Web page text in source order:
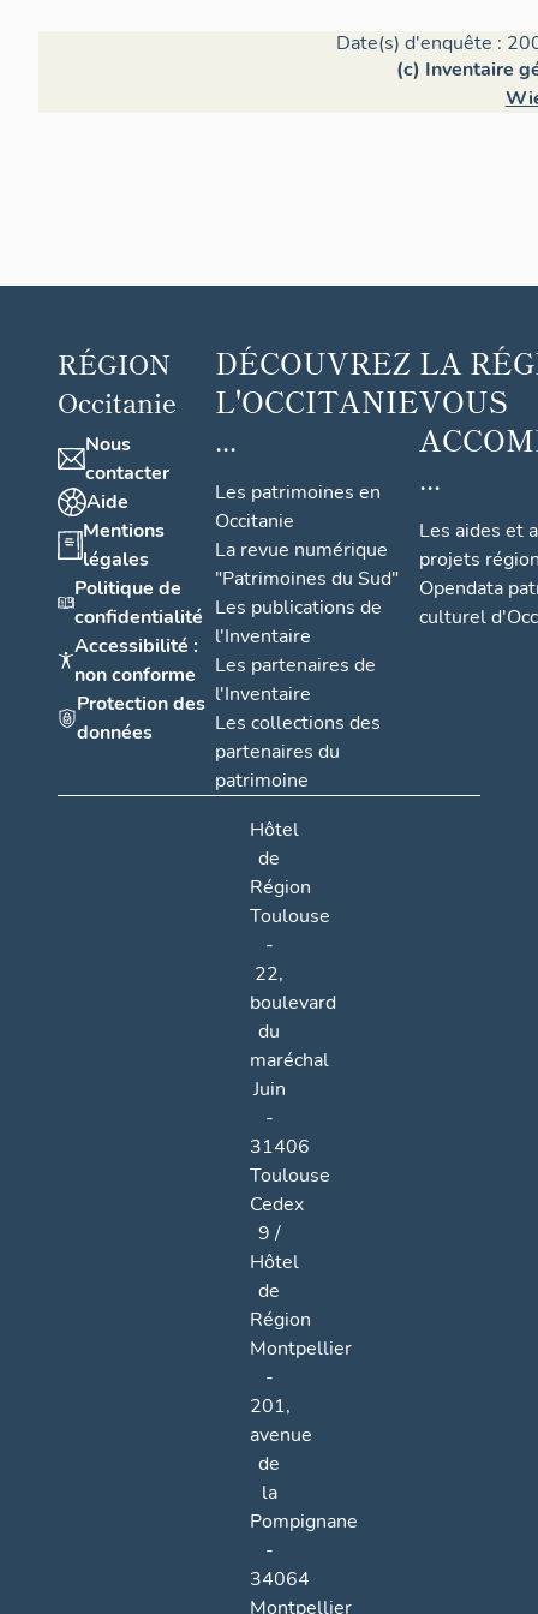
Date(s) d'enquête :
(c) Inventaire
RÉGION
Occitanie
Nous
contacter
Aide
Mentions
légales
Politique de
confidentialité
Accessibilité :
non conforme
Protection des
données
DÉCOUVREZ
L'OCCITANIE
...
Les patrimoines en
Occitanie
La revue numérique
"Patrimoines du Sud"
Les publications de
l'Inventaire
Les partenaires de
l'Inventaire
Les collections des
partenaires du
patrimoine
LA
VOUS
...
Les aides et
projets
Opendata
culturel
Hôtel
de
Région
Toulouse
-
22,
boulevard
du
maréchal
Juin
-
31406
Toulouse
Cedex
9 /
Hôtel
de
Région
Montpellier
-
201,
avenue
de
la
Pompignane
-
34064
Montpellier